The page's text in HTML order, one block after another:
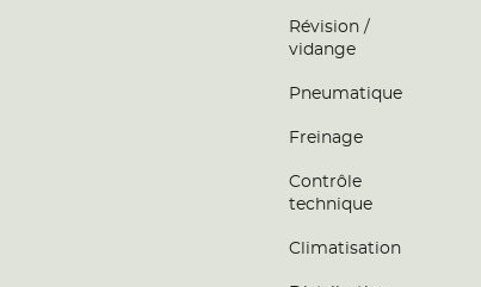
Téléphone
C.T.A MECANIQUE
77550 MOISSY CRAMAYEL
Fermé actuellement
Révision /
vidange
Pneumatique
Freinage
Contrôle
technique
Climatisation